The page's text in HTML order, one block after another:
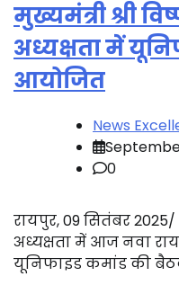
मुख्यमंत्री श्री
अध्यक्षता में
आयोजित
News
0
रायपुर, 09 सितंबर
अध्यक्षता में आज नवा
यूनिफाइड कमांड की